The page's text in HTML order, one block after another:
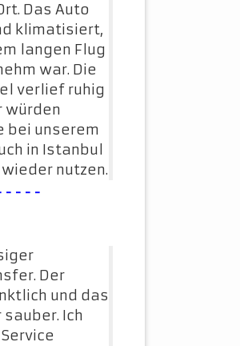
Das Auto
klimatisiert,
langen Flug
war. Die
verlief ruhig
würden
bei unserem
in Istanbul
nutzen.
Der
und das
Ich